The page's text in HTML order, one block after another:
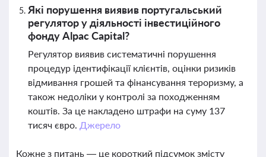
Які порушення виявив португальський
регулятор у діяльності інвестиційного
фонду Alpac Capital?
Регулятор виявив систематичні порушення
процедур ідентифікації клієнтів, оцінки ризиків
відмивання грошей та фінансування тероризму, а
також недоліки у контролі за походженням
коштів. За це накладено штрафи на суму 137
тисяч євро. Джерело
Кожне з питань — це короткий підсумок змісту